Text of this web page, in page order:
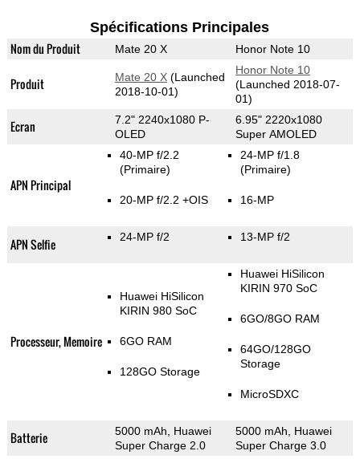
Spécifications Principales
Nom du Produit Mate 20 X Honor Note 10
Produit Mate 20 X(Launched
2018-10-01)
Honor Note 10
(Launched 2018-07-
01)
Ecran
7.2" 2240x1080 P-
OLED
6.95" 2220x1080
Super AMOLED
APN Principal
40-MP f/2.2
(Primaire)
20-MP f/2.2 +OIS
24-MP f/1.8
(Primaire)
16-MP
APN Selfie 24-MP f/2 13-MP f/2
Processeur, Memoire
Huawei HiSilicon
KIRIN 980 SoC
6GO RAM
128GO Storage
Huawei HiSilicon
KIRIN 970 SoC
6GO/8GO RAM
64GO/128GO
Storage
MicroSDXC
Batterie
5000 mAh, Huawei
Super Charge 2.0
5000 mAh, Huawei
Super Charge 3.0